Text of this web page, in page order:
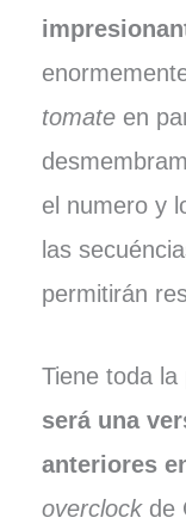
tomateen
el numero y
las
permitirán
Tiene toda
será una
anteriores
overclockde